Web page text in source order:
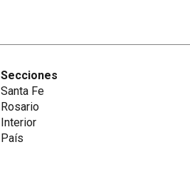
Secciones
Santa Fe
Rosario
Interior
País